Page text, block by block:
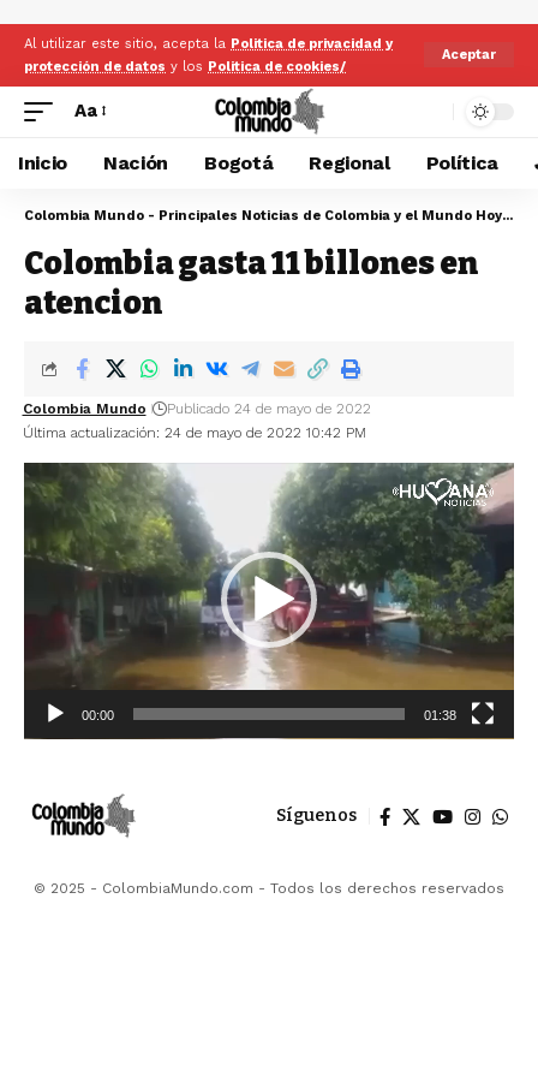
Al utilizar este sitio, acepta la Politica de privacidad y
protección de datos y los Politica de cookies/
Aceptar
Aa
Inicio Nación Bogotá Regional Política
Colombia Mundo - Principales Noticias de Colombia y el Mundo Hoy
>
Colombia gasta 11 billones en
atencion
Última actualización: 24 de mayo de 2022 10:42 PM
Colombia Mundo Publicado 24 de mayo de 2022
Reproductor
de
vídeo
00:00 01:38
Síguenos
© 2025 - ColombiaMundo.com - Todos los derechos reservados